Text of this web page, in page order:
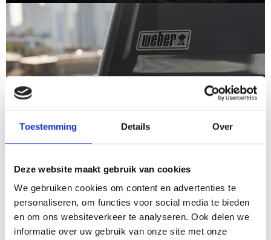
Toestemming Details Over
Deze website maakt gebruik van cookies
We gebruiken cookies om content en advertenties te
personaliseren, om functies voor social media te bieden
en om ons websiteverkeer te analyseren. Ook delen we
informatie over uw gebruik van onze site met onze